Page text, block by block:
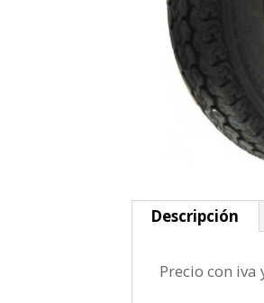
Descripción
Precio con